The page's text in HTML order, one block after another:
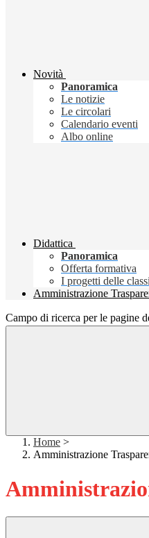
Novità
Panoramica
Le notizie
Le circolari
Calendario eventi
Albo online
Didattica
Panoramica
Offerta formativa
I progetti delle classi
Amministrazione
Campo di ricerca per le pagine
Home >
Amministrazione